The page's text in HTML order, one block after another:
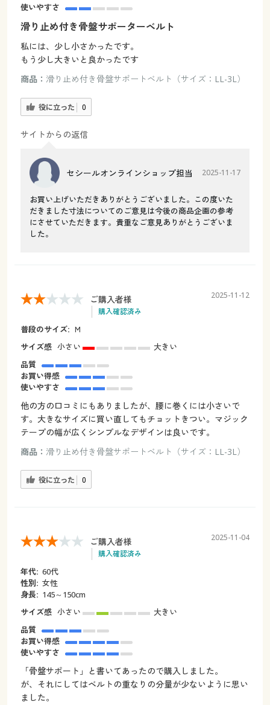
使いやすさ
滑り止め付き骨盤サポーターベルト
私には、少し小さかったです。
もう少し大きいと良かったです
商品： 滑り止め付き骨盤サポートベルト（サイズ：LL-3L）
役に立った 0
サイトからの返信
セシールオンラインショップ担当 2025-11-17
お買い上げいただきありがとうございました。この度いた
だきました寸法についてのご意見は今後の商品企画の参考
にさせていただきます。貴重なご意見ありがとうございま
した。
ご購入者様
購入確認済み
2025-11-12
普段のサイズ: Ｍ
サイズ感 小さい
大きい
品質
お買い得感
使いやすさ
他の方の口コミにもありましたが、腰に巻くには小さいで
す。大きなサイズに買い直してもチョットきつい。マジック
テープの幅が広くシンプルなデザインは良いです。
商品： 滑り止め付き骨盤サポートベルト（サイズ：LL-3L）
役に立った 0
ご購入者様
購入確認済み
2025-11-04
年代: 60代
性別: 女性
身長: 145～150cm
サイズ感 小さい
大きい
品質
お買い得感
使いやすさ
「骨盤サポート」と書いてあったので購入しました。
が、それにしてはベルトの重なりの分量が少ないように思い
ました。